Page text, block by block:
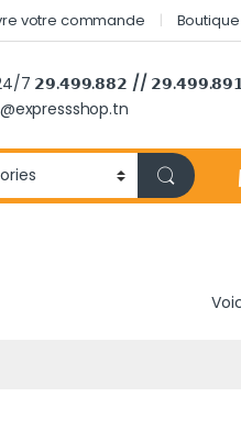
votre commande Boutique
7 𝟮𝟵.𝟰𝟵𝟵.𝟴𝟴𝟮 //